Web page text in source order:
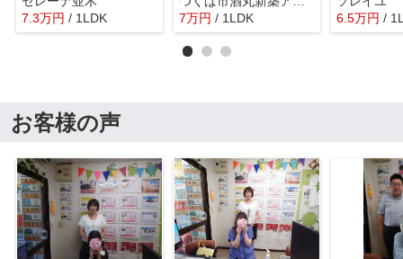
7.3万円 / 1LDK
7万円 / 1LDK
6.5万円 /
お客様の声